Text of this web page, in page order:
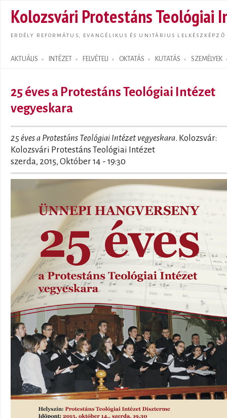
Kolozsvári Protestáns Teológiai
ERDÉLY REFORMÁTUS, EVANGÉLIKUS ÉS UNITÁRIUS LELKÉSZKÉPZŐ
AKTUÁLIS INTÉZET FELVÉTELI OKTATÁS KUTATÁS SZEMÉLYEK
Search form
25 éves a Protestáns Teológiai Intézet
vegyeskara
25 éves a Protestáns Teológiai Intézet vegyeskara. Kolozsvár:
Kolozsvári Protestáns Teológiai Intézet
szerda, 2015, Október 14 - 19:30